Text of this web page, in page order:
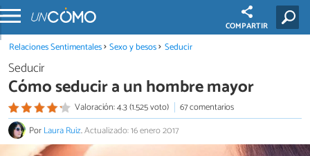
COMPARTIR
Relaciones Sentimentales Sexo y besos Seducir
Seducir
Cómo seducir a un hombre mayor
Valoración: 4.3 (1.525 voto)
67 comentarios
PorLaura Ruiz.Actualizado: 16 enero 2017